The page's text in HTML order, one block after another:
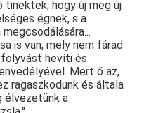
tinektek, hogy új meg új
égnek, s a
is van, mely nem fárad
hevíti és
Mert ő az,
ragaszkodunk és általa
élvezetünk a